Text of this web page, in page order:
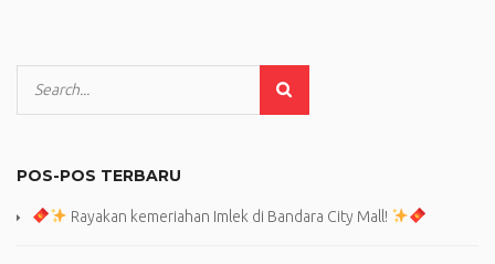
POS-POS TERBARU
Rayakan kemeriahan Imlek di Bandara City Mall!